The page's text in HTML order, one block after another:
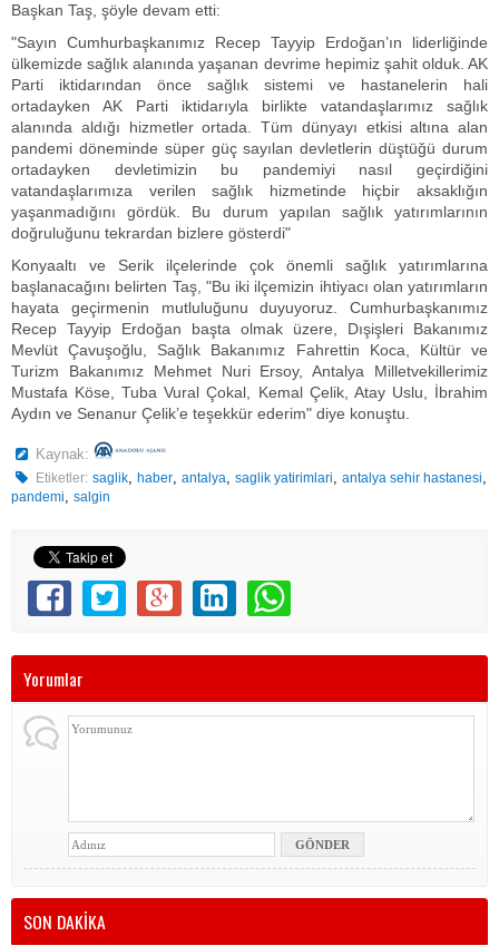
Başkan Taş, şöyle devam etti:
"Sayın Cumhurbaşkanımız Recep Tayyip Erdoğan’ın liderliğinde
ülkemizde sağlık alanında yaşanan devrime hepimiz şahit olduk. AK
Parti iktidarından önce sağlık sistemi ve hastanelerin hali
ortadayken AK Parti iktidarıyla birlikte vatandaşlarımız sağlık
alanında aldığı hizmetler ortada. Tüm dünyayı etkisi altına alan
pandemi döneminde süper güç sayılan devletlerin düştüğü durum
ortadayken devletimizin bu pandemiyi nasıl geçirdiğini
vatandaşlarımıza verilen sağlık hizmetinde hiçbir aksaklığın
yaşanmadığını gördük. Bu durum yapılan sağlık yatırımlarının
doğruluğunu tekrardan bizlere gösterdi"
Konyaaltı ve Serik ilçelerinde çok önemli sağlık yatırımlarına
başlanacağını belirten Taş, "Bu iki ilçemizin ihtiyacı olan yatırımların
hayata geçirmenin mutluluğunu duyuyoruz. Cumhurbaşkanımız
Recep Tayyip Erdoğan başta olmak üzere, Dışişleri Bakanımız
Mevlüt Çavuşoğlu, Sağlık Bakanımız Fahrettin Koca, Kültür ve
Turizm Bakanımız Mehmet Nuri Ersoy, Antalya Milletvekillerimiz
Mustafa Köse, Tuba Vural Çokal, Kemal Çelik, Atay Uslu, İbrahim
Aydın ve Senanur Çelik’e teşekkür ederim" diye konuştu.
Kaynak:
Etiketler: saglik,haber,antalya,saglik yatirimlari,antalya sehir hastanesi,
pandemi, salgin
Yorumlar
SON DAKİKA